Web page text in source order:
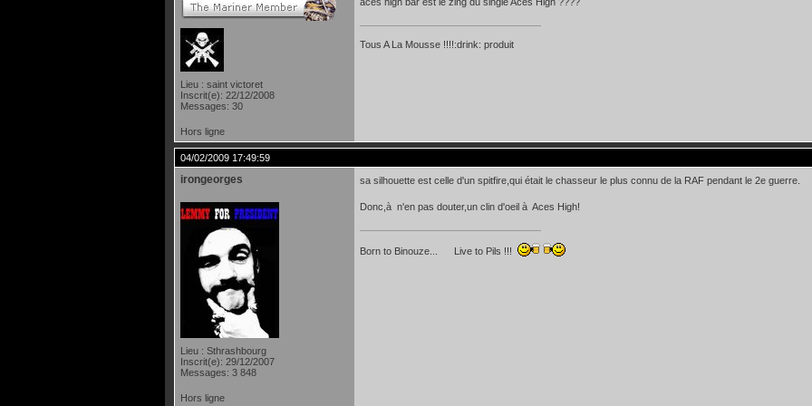
Lieu : saint victoret
Inscrit(e): 22/12/2008
Messages: 30
Tous A La Mousse !!!!:drink: produit
Hors ligne
04/02/2009 17:49:59
irongeorges
Lieu : Sthrashbourg
Inscrit(e): 29/12/2007
Messages: 3 848
sa silhouette est celle d'un spitfire,qui était le chasseur le plus connu de la RAF pendant le 2e guerre.
Donc,à n'en pas douter,un clin d'oeil à Aces High!
Born to Binouze... Live to Pils !!!
Hors ligne